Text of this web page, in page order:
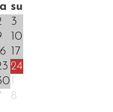
la su
3
10
16
17
24
8